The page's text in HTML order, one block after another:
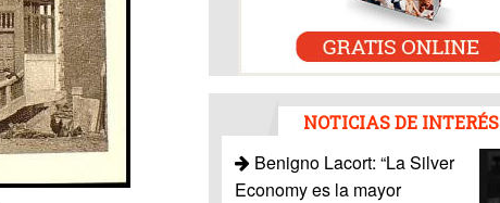
NOTICIAS DE INTERÉS
Benigno Lacort: “La Silver
Economy es la mayor